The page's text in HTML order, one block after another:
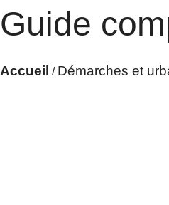
Guide
Accueil / Démarches et